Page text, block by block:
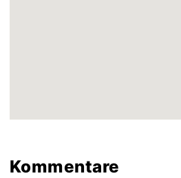
Kommentare